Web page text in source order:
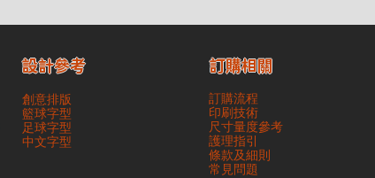
創意排版
籃球字型
足球字型
​中文字型
設計參考
訂購流程
印刷技術
尺寸量度參考
護理指引
條款及細則
​常見問題
訂購相關